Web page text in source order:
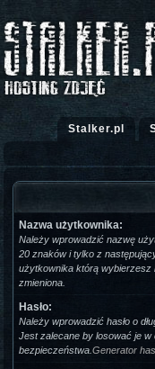
Stalker.pl
Nazwa użytkownika:
Należy wprowadzić nazwę
20 znaków i tylko z
użytkownika którą wybierzesz
zmieniona.
Hasło:
Należy wprowadzić hasło o
Jest zalecane by losować je w
bezpieczeństwa. Generator